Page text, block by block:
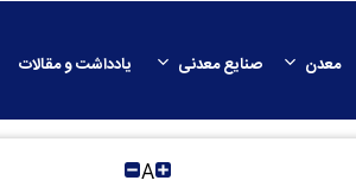
معدن صنایع معدنی یادداشت و مقالات
A